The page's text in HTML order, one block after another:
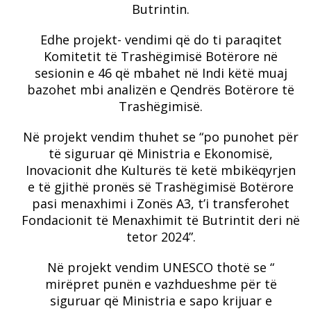
Butrintin.
Edhe projekt- vendimi që do ti paraqitet
Komitetit të Trashëgimisë Botërore në
sesionin e 46 që mbahet në Indi këtë muaj
bazohet mbi analizën e Qendrës Botërore të
Trashëgimisë.
Në projekt vendim thuhet se “po punohet për
të siguruar që Ministria e Ekonomisë,
Inovacionit dhe Kulturës të ketë mbikëqyrjen
e të gjithë pronës së Trashëgimisë Botërore
pasi menaxhimi i Zonës A3, t’i transferohet
Fondacionit të Menaxhimit të Butrintit deri në
tetor 2024”.
Në projekt vendim UNESCO thotë se “
mirëpret punën e vazhdueshme për të
siguruar që Ministria e sapo krijuar e